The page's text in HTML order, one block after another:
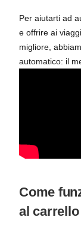
Per aiutarti ad
e offrire ai
migliore,
automatico: il
Come
al